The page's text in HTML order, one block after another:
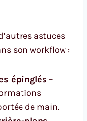
astuces
son workflow :
épinglés –
de main.